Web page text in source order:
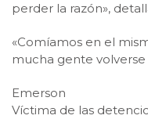
perder la razón»,
«Comíamos en el
mucha gente volverse
Emerson
Víctima de las